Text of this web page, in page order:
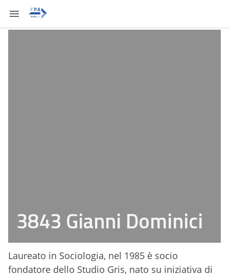
3843 Gianni Dominici
Laureato in Sociologia, nel 1985 è socio
fondatore dello Studio Gris, nato su iniziativa di